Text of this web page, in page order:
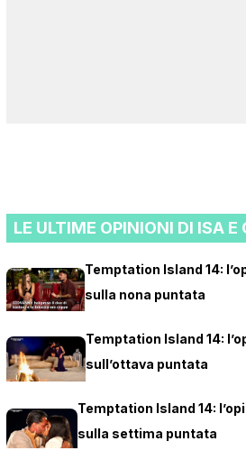
LE ULTIME OPINIONI DI ISA E
Temptation Island 14:
sulla nona puntata
Temptation Island 14:
sull’ottava puntata
Temptation Island 14:
sulla settima puntata